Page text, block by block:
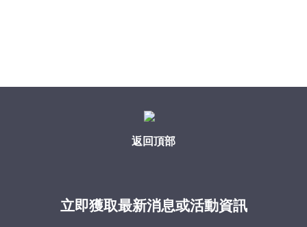
返回頂部
立即獲取最新消息或活動資訊